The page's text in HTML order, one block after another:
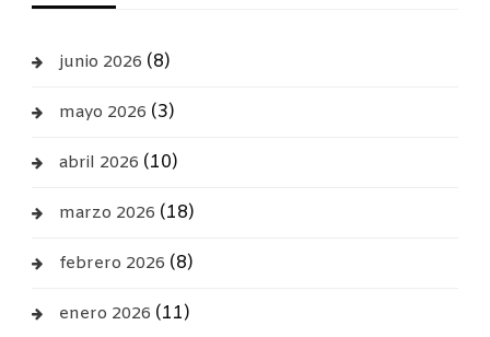
junio 2026 (8)
mayo 2026 (3)
abril 2026 (10)
marzo 2026 (18)
febrero 2026 (8)
enero 2026 (11)